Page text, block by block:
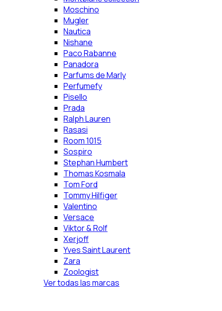
Moschino
Mugler
Nautica
Nishane
Paco Rabanne
Panadora
Parfums de Marly
Perfumefy
Pisello
Prada
Ralph Lauren
Rasasi
Room 1015
Sospiro
Stephan Humbert
Thomas Kosmala
Tom Ford
Tommy Hilfiger
Valentino
Versace
Viktor & Rolf
Xerjoff
Yves Saint Laurent
Zara
Zoologist
Ver todas las marcas